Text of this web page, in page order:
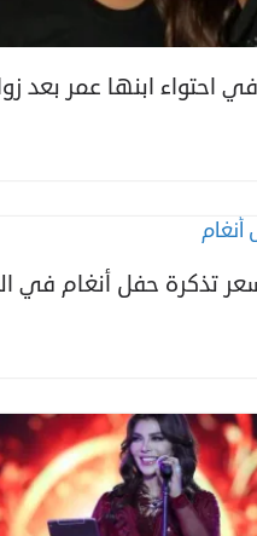
احتواء ابنها عمر بعد